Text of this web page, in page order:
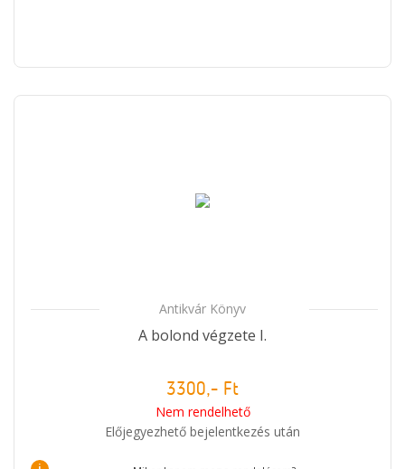
Antikvár Könyv
A bolond végzete I.
3300,- Ft
Nem rendelhető
Előjegyezhető bejelentkezés után